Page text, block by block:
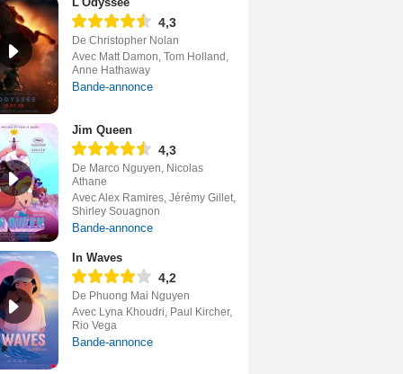
4,3
De Christopher Nolan
Avec Matt Damon, Tom Holland,
Anne Hathaway
Bande-annonce
Jim Queen
4,3
De Marco Nguyen, Nicolas
Athane
Avec Alex Ramires, Jérémy Gillet,
Shirley Souagnon
Bande-annonce
In Waves
4,2
De Phuong Mai Nguyen
Avec Lyna Khoudri, Paul Kircher,
Rio Vega
Bande-annonce